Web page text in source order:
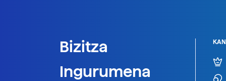
Bizitza
Ingurumena